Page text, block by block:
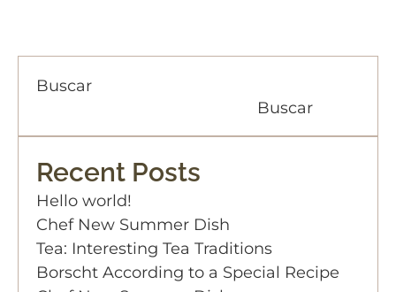
Buscar
Buscar
Recent Posts
Hello world!
Chef New Summer Dish
Tea: Interesting Tea Traditions
Borscht According to a Special Recipe